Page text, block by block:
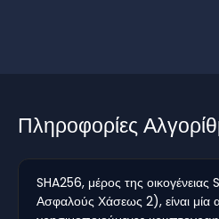
Πληροφορίες
SHA256, μέρος της
Ασφαλούς Χάσεως 2), είναι μία